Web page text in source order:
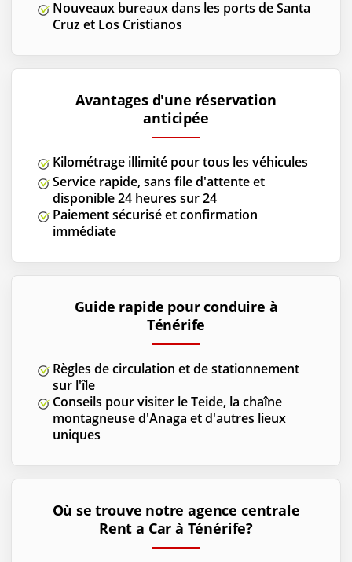
Nouveaux bureaux dans les ports de Santa
Cruz et Los Cristianos
Avantages d'une réservation
anticipée
Kilométrage illimité pour tous les véhicules
Service rapide, sans file d'attente et
disponible 24 heures sur 24
Paiement sécurisé et confirmation
immédiate
Guide rapide pour conduire à
Ténérife
Règles de circulation et de stationnement
sur l'île
Conseils pour visiter le Teide, la chaîne
montagneuse d'Anaga et d'autres lieux
uniques
Où se trouve notre agence centrale
Rent a Car à Ténérife?